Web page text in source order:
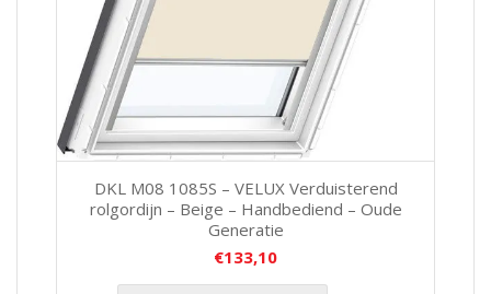
DKL M08 1085S – VELUX Verduisterend
rolgordijn – Beige – Handbediend – Oude
Generatie
€133,10